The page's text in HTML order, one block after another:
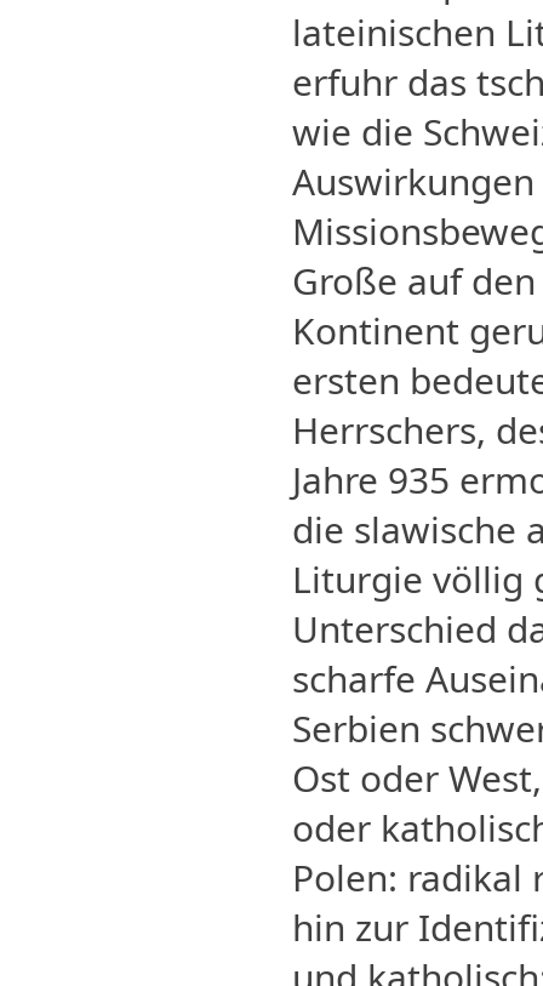
lateinischen
erfuhr das
wie die
Große auf
Kontinent
ersten
Herrschers,
Jahre 935
die slawische
Liturgie völlig
Unterschied
scharfe
Serbien
Ost oder
oder
Polen: radikal
hin zur